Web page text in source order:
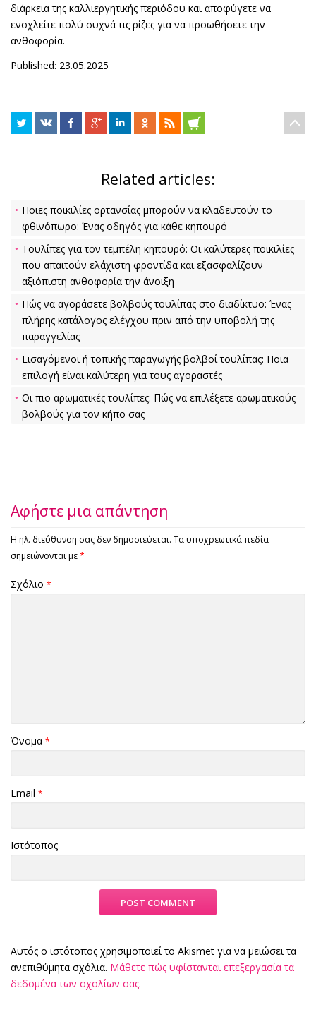
διάρκεια της καλλιεργητικής περιόδου και αποφύγετε να
ενοχλείτε πολύ συχνά τις ρίζες για να προωθήσετε την
ανθοφορία.
Published: 23.05.2025
Related articles:
Ποιες ποικιλίες ορτανσίας μπορούν να κλαδευτούν το
φθινόπωρο: Ένας οδηγός για κάθε κηπουρό
Τουλίπες για τον τεμπέλη κηπουρό: Οι καλύτερες ποικιλίες
που απαιτούν ελάχιστη φροντίδα και εξασφαλίζουν
αξιόπιστη ανθοφορία την άνοιξη
Πώς να αγοράσετε βολβούς τουλίπας στο διαδίκτυο: Ένας
πλήρης κατάλογος ελέγχου πριν από την υποβολή της
παραγγελίας
Εισαγόμενοι ή τοπικής παραγωγής βολβοί τουλίπας: Ποια
επιλογή είναι καλύτερη για τους αγοραστές
Οι πιο αρωματικές τουλίπες: Πώς να επιλέξετε αρωματικούς
βολβούς για τον κήπο σας
Αφήστε μια απάντηση
Η ηλ. διεύθυνση σας δεν δημοσιεύεται. Τα υποχρεωτικά πεδία
σημειώνονται με*
Σχόλιο *
Όνομα *
Email *
Ιστότοπος
Αυτός ο ιστότοπος χρησιμοποιεί το Akismet για να μειώσει τα
ανεπιθύμητα σχόλια. Μάθετε πώς υφίστανται επεξεργασία τα
δεδομένα των σχολίων σας.